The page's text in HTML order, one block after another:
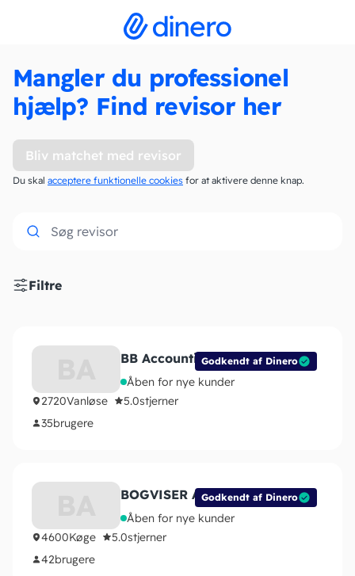
Mangler du professionel
hjælp? Find revisor her
Bliv matchet med revisor
Du skal acceptere funktionelle cookies for at aktivere denne knap.
Filtre
Godkendt af Dinero
BB Accounting
Åben for nye kunder
2720Vanløse 5.0stjerner
35brugere
Godkendt af Dinero
BOGVISER ApS
Åben for nye kunder
4600Køge 5.0stjerner
42brugere